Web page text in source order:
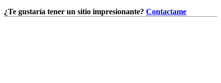
¿Te gustaría tener un sitio impresionante? Contactame